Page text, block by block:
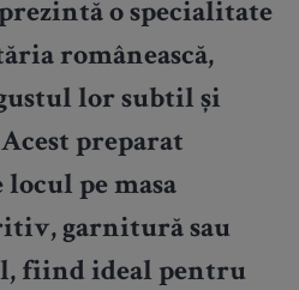
o specialitate
românească,
lor subtil și
preparat
locul pe masa
garnitură sau
fiind ideal pentru